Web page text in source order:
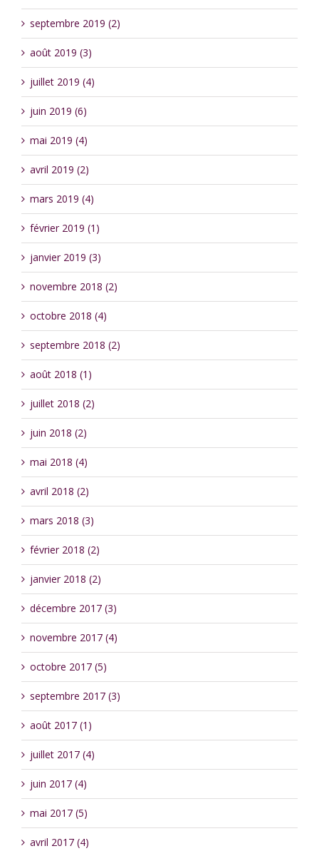
septembre 2019 (2)
août 2019 (3)
juillet 2019 (4)
juin 2019 (6)
mai 2019 (4)
avril 2019 (2)
mars 2019 (4)
février 2019 (1)
janvier 2019 (3)
novembre 2018 (2)
octobre 2018 (4)
septembre 2018 (2)
août 2018 (1)
juillet 2018 (2)
juin 2018 (2)
mai 2018 (4)
avril 2018 (2)
mars 2018 (3)
février 2018 (2)
janvier 2018 (2)
décembre 2017 (3)
novembre 2017 (4)
octobre 2017 (5)
septembre 2017 (3)
août 2017 (1)
juillet 2017 (4)
juin 2017 (4)
mai 2017 (5)
avril 2017 (4)